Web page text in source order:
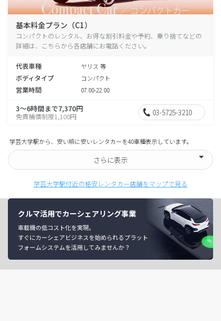
基本料金プラン（C1）
コンパクトのレンタル、お得な割引料金や予約、乗り捨てなどの
詳細は、こちらから各店舗にお電話ください。
代表車種 ヤリス 等
ボディタイプ コンパクト
営業時間 07:00-22:00
3～6時間まで7,370円
免責補償制度1,100円 03-5725-3210
学芸大学駅から、安い順に安いレンタカーを40車種表示しています。
さらに表示
学芸大学駅付近の格安レンタカー店舗をマップで見る
クルマ活用でカーシェアリング事業
車載機の低コスト化を実現。
すぐにカーシェアビジネスを始められるプラット
フォームシステムを活用してみませんか？